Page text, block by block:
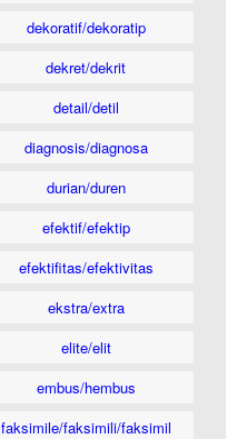
dekoratif/dekoratip
dekret/dekrit
detail/detil
diagnosis/diagnosa
durian/duren
efektif/efektip
efektifitas/efektivitas
ekstra/extra
elite/elit
embus/hembus
faksimile/faksimili/faksimil